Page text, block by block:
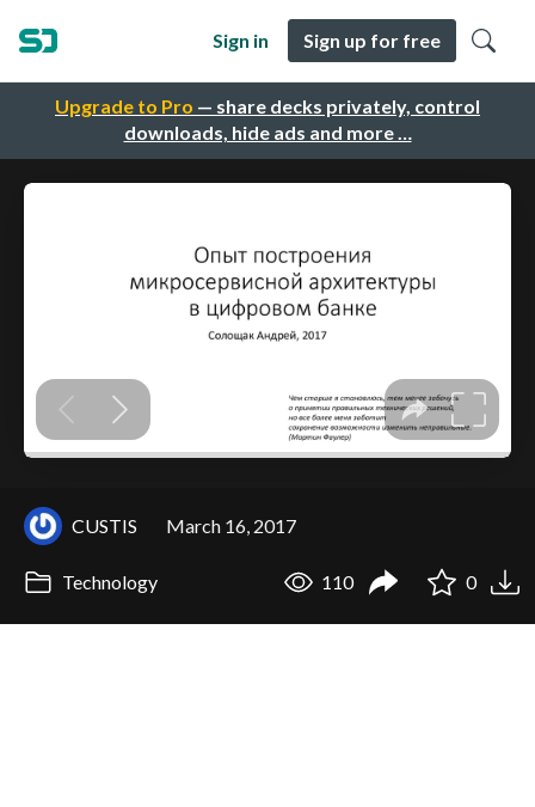
Upgrade to Pro — share decks privately, control
downloads, hide ads and more …
Sign in Sign up for free
CUSTIS March 16, 2017
Technology 110 0